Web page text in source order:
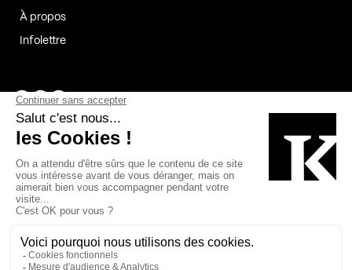
À propos
Infolettre
Page Facebook de Kollectif
Page Instagram de Kollectif
Page Linkedin de Kollectif
Bâtiment-Durable-Québec-1
Esquisses-1IRAC-1
MP-1 v2com-1